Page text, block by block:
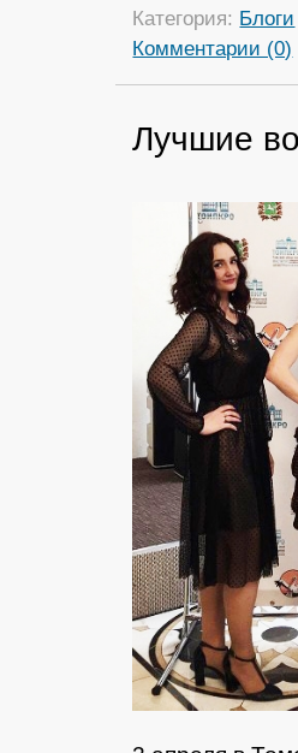
Категория: Блоги
Комментарии (0)
Лучшие